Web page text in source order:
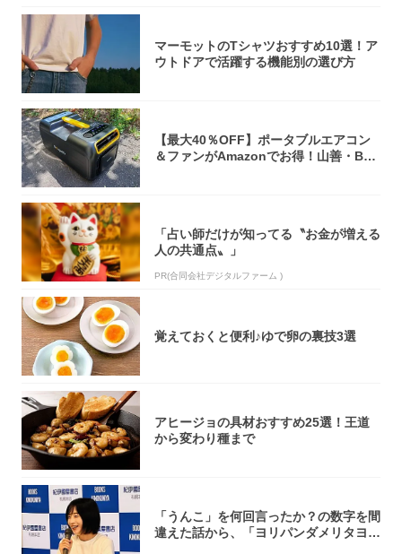
マーモットのTシャツおすすめ10選！ア
ウトドアで活躍する機能別の選び方
【最大40％OFF】ポータブルエアコン
＆ファンがAmazonでお得！山善・Bo
「占い師だけが知ってる〝お金が増える
人の共通点〟」
PR(合同会社デジタルファーム )
覚えておくと便利♪ゆで卵の裏技3選
アヒージョの具材おすすめ25選！王道
から変わり種まで
「うんこ」を何回言ったか？の数字を間
違えた話から、「ヨリパンダメリタヨコ